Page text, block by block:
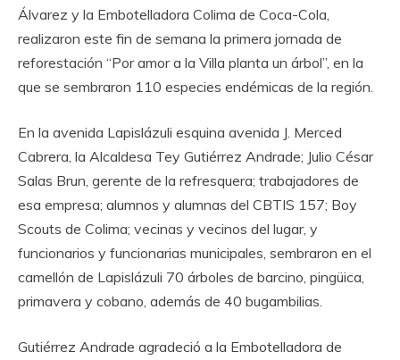
Álvarez y la Embotelladora Colima de Coca-Cola,
realizaron este fin de semana la primera jornada de
reforestación “Por amor a la Villa planta un árbol”, en la
que se sembraron 110 especies endémicas de la región.
‎En la avenida Lapislázuli esquina avenida J. Merced
Cabrera, la Alcaldesa Tey Gutiérrez Andrade; Julio César
Salas Brun, gerente de la refresquera; trabajadores de
esa empresa; alumnos y alumnas del CBTIS 157; Boy
Scouts de Colima; vecinas y vecinos del lugar, y
funcionarios y funcionarias municipales, sembraron en el
camellón de Lapislázuli 70 árboles de barcino, pingüica,
primavera y cobano, además de 40 bugambilias.
‎Gutiérrez Andrade agradeció a la Embotelladora de